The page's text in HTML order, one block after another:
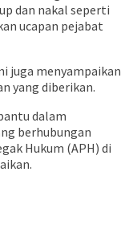
dan nakal seperti
ucapan pejabat
juga menyampaikan
yang diberikan.
dalam
berhubungan
Hukum (APH) di